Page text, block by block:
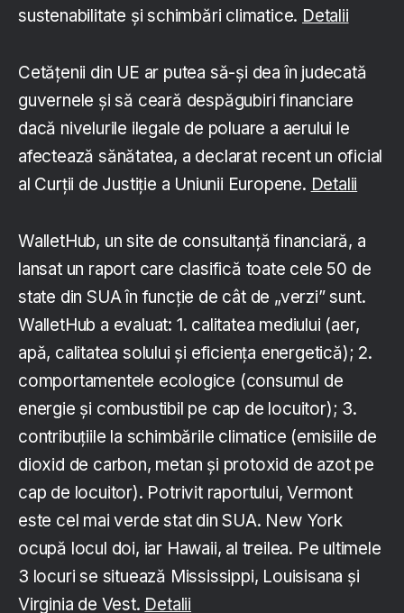
sustenabilitate și schimbări climatice. Detalii
Cetăţenii din UE ar putea să-şi dea în judecată
guvernele și să ceară despăgubiri financiare
dacă nivelurile ilegale de poluare a aerului le
afectează sănătatea, a declarat recent un oficial
al Curţii de Justiție a Uniunii Europene. Detalii
WalletHub, un site de consultanță financiară, a
lansat un raport care clasifică toate cele 50 de
state din SUA în funcție de cât de „verzi” sunt.
WalletHub a evaluat: 1. calitatea mediului (aer,
apă, calitatea solului și eficiența energetică); 2.
comportamentele ecologice (consumul de
energie și combustibil pe cap de locuitor); 3.
contribuțiile la schimbările climatice (emisiile de
dioxid de carbon, metan și protoxid de azot pe
cap de locuitor). Potrivit raportului, Vermont
este cel mai verde stat din SUA. New York
ocupă locul doi, iar Hawaii, al treilea. Pe ultimele
3 locuri se situează Mississippi, Louisisana și
Virginia de Vest. Detalii